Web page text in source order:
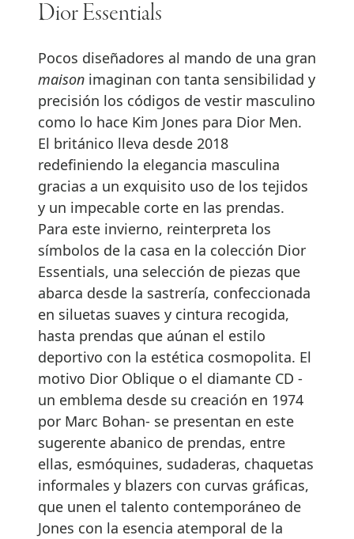
Dior Essentials
Pocos diseñadores al mando de una gran
maison imaginan con tanta sensibilidad y
precisión los códigos de vestir masculino
como lo hace Kim Jones para Dior Men.
El británico lleva desde 2018
redefiniendo la elegancia masculina
gracias a un exquisito uso de los tejidos
y un impecable corte en las prendas.
Para este invierno, reinterpreta los
símbolos de la casa en la colección Dior
Essentials, una selección de piezas que
abarca desde la sastrería, confeccionada
en siluetas suaves y cintura recogida,
hasta prendas que aúnan el estilo
deportivo con la estética cosmopolita. El
motivo Dior Oblique o el diamante CD -
un emblema desde su creación en 1974
por Marc Bohan- se presentan en este
sugerente abanico de prendas, entre
ellas, esmóquines, sudaderas, chaquetas
informales y blazers con curvas gráficas,
que unen el talento contemporáneo de
Jones con la esencia atemporal de la